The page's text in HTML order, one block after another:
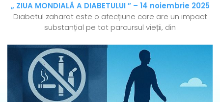
„ ZIUA MONDIALĂ A DIABETULUI ” – 14 noiembrie 2025
Diabetul zaharat este o afecțiune care are un impact
substanțial pe tot parcursul vieții, din